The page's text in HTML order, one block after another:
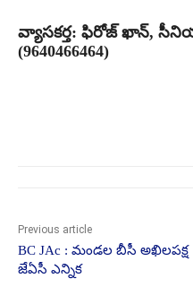
వ్యాసకర్త: ఫిరోజ్ ఖాన్,
(9640466464)
Previous article
BC JAc : మండల బీసీ అఖిలపక్ష
జేఏసీ ఎన్నిక